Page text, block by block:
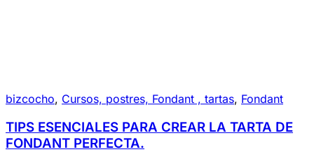
bizcocho, Cursos, postres, Fondant , tartas, Fondant
TIPS ESENCIALES PARA CREAR LA TARTA DE
FONDANT PERFECTA.